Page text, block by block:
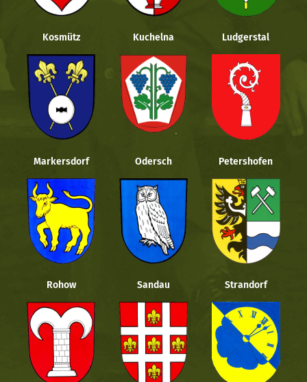
Kosmütz Kuchelna Ludgerstal
Markersdorf Odersch Petershofen
Rohow Sandau Strandorf